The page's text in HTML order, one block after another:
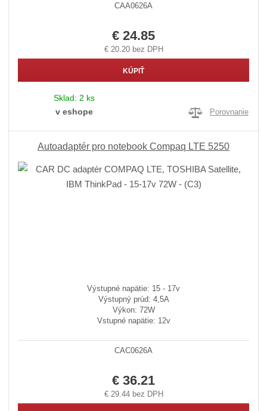
CAA0626A
€ 24.85
€ 20.20 bez DPH
KÚPIŤ
Sklad: 2 ks
v eshope
Porovnanie
Autoadaptér pro notebook Compaq LTE 5250
Výstupné napätie: 15 - 17v
Výstupný prúd: 4,5A
Výkon: 72W
Vstupné napätie: 12v
CAC0626A
€ 36.21
€ 29.44 bez DPH